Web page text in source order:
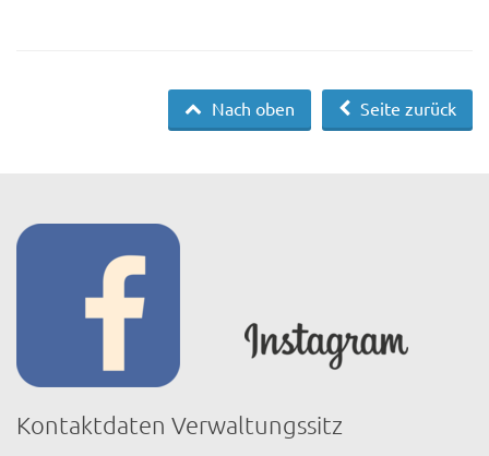
Seite zurück
Nach oben
Kontaktdaten Verwaltungssitz